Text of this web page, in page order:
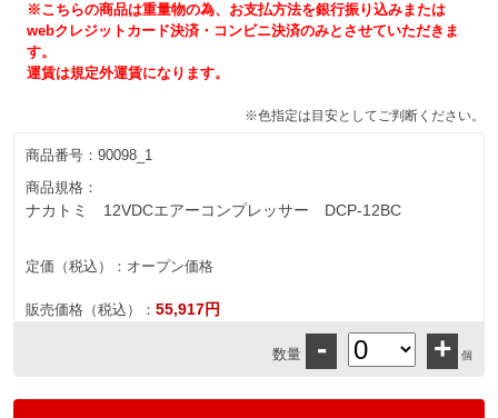
※こちらの商品は重量物の為、お支払方法を銀行振り込みまたは
webクレジットカード決済・コンビニ決済のみとさせていただきま
す。
運賃は規定外運賃になります。
※色指定は目安としてご判断ください。
商品番号： 90098_1
商品規格：
ナカトミ 12VDCエアーコンプレッサー DCP-12BC
定価（税込）： オープン価格
販売価格（税込）： 55,917円
数量 - + 個